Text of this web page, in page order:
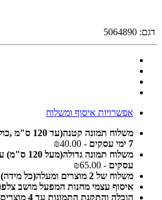
דגם: 5064890
אפשרויות איסוף ומשלוח
7 ימי עסקים
- ₪40.00
עסקים - ₪65.00
משלוח של 2 מוצרים ומעלה(כל מידה) 5-12 ימי עסקים
איסוף עצמי מחנות המפעל מושב
הובלה והתקנת התמונות עד 4 מוצרים (לא באילת)